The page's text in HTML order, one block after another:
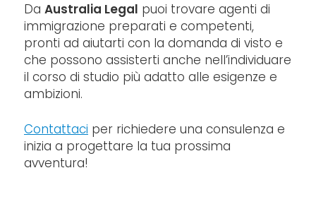
Da Australia Legal puoi trovare agenti di
immigrazione preparati e competenti,
pronti ad aiutarti con la domanda di visto e
che possono assisterti anche nell’individuare
il corso di studio più adatto alle esigenze e
ambizioni.
Contattaci per richiedere una consulenza e
inizia a progettare la tua prossima
avventura!